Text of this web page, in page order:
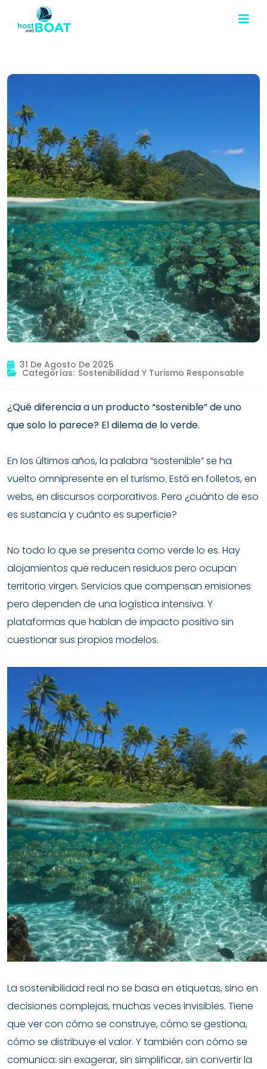
31 De Agosto De 2025
Categorías: Sostenibilidad Y Turismo Responsable
¿Qué diferencia a un producto “sostenible” de uno
que solo lo parece? El dilema de lo verde.
En los últimos años, la palabra “sostenible” se ha
vuelto omnipresente en el turismo. Está en folletos, en
webs, en discursos corporativos. Pero ¿cuánto de eso
es sustancia y cuánto es superficie?
No todo lo que se presenta como verde lo es. Hay
alojamientos que reducen residuos pero ocupan
territorio virgen. Servicios que compensan emisiones
pero dependen de una logística intensiva. Y
plataformas que hablan de impacto positivo sin
cuestionar sus propios modelos.
La sostenibilidad real no se basa en etiquetas, sino en
decisiones complejas, muchas veces invisibles. Tiene
que ver con cómo se construye, cómo se gestiona,
cómo se distribuye el valor. Y también con cómo se
comunica: sin exagerar, sin simplificar, sin convertir la